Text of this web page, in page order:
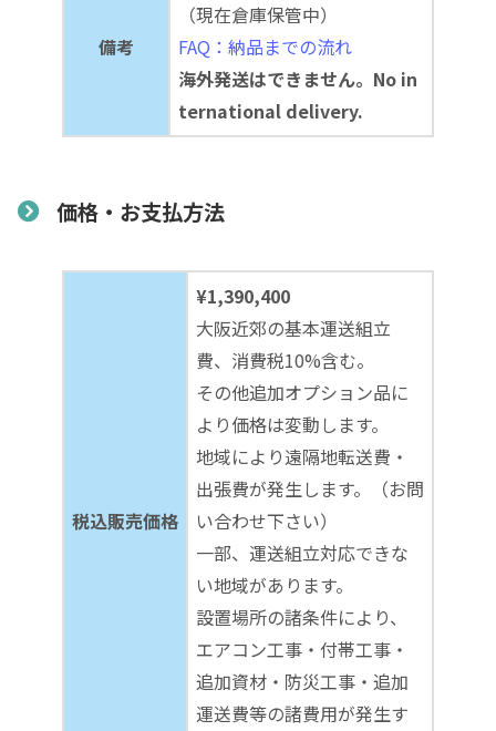
備考
（現在倉庫保管中）
FAQ：納品までの流れ
海外発送はできません。No in
ternational delivery.
価格・お支払方法
税込販売価格
¥1,390,400
大阪近郊の基本運送組立
費、消費税10%含む。
その他追加オプション品に
より価格は変動します。
地域により遠隔地転送費・
出張費が発生します。（お問
い合わせ下さい）
一部、運送組立対応できな
い地域があります。
設置場所の諸条件により、
エアコン工事・付帯工事・
追加資材・防災工事・追加
運送費等の諸費用が発生す